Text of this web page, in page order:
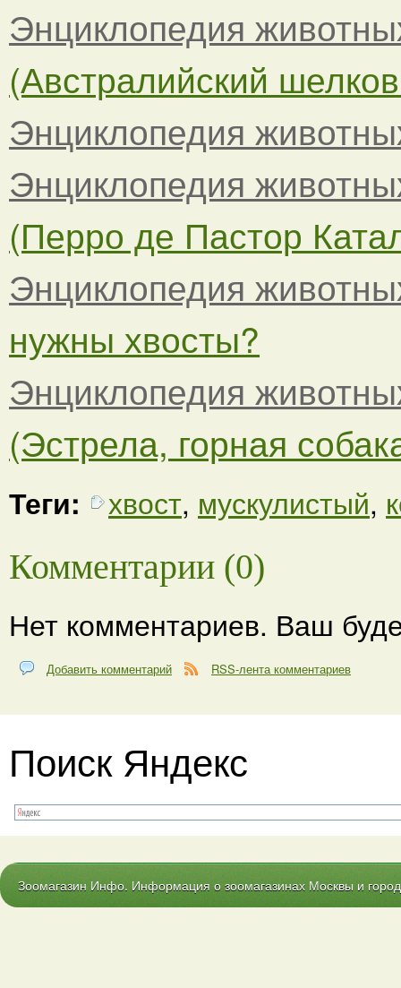
Энциклопедия
(Австралийский
Энциклопедия
Энциклопедия
(Перро де Пастор
Энциклопедия
нужны хвосты?
Энциклопедия
(Эстрела, горная
Теги: хвост, мускулистый,
Комментарии (0)
Нет комментариев. Ваш
Добавить комментарий RSS-лента комментариев
Поиск Яндекс
Зоомагазин Инфо. Информация о зоомагазинах Москвы и